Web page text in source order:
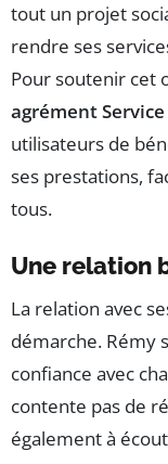
tout un projet
rendre ses
Pour soutenir cet
agrément
utilisateurs de
ses prestations,
tous.
Une relation
La relation avec
démarche. Rémy
confiance avec
contente pas de
également à